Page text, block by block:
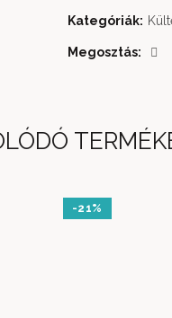
Kategóriák:
Megosztás
-21%